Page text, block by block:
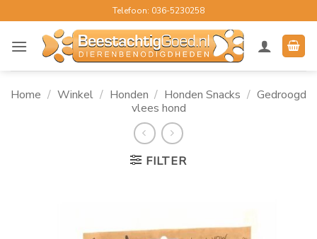
naar
inhoud
Telefoon: 036-5230258
Home / Winkel / Honden / Honden Snacks / Gedroogd
vlees hond
FILTER